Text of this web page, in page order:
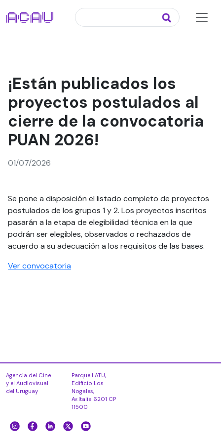
¡Están publicados los
proyectos postulados al
cierre de la convocatoria
PUAN 2026!
01/07/2026
Se pone a disposición el listado completo de proyectos
postulados de los grupos 1 y 2. Los proyectos inscritos
pasarán a la etapa de elegibilidad técnica en la que
podrán ser elegibles, observados o rechazados de
acuerdo a su adecuación a los requisitos de las bases.
Ver convocatoria
Agencia del Cine
y el Audiovisual
del Uruguay
Parque LATU,
Edificio Los
Nogales,
Av.Italia 6201 CP
11500